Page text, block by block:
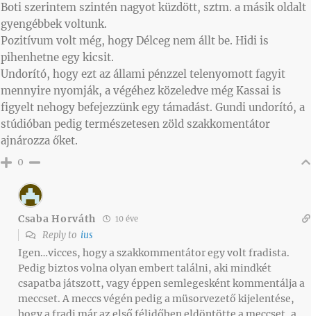
Boti szerintem szintén nagyot küzdött, sztm. a másik oldalt
gyengébbek voltunk.
Pozitívum volt még, hogy Délceg nem állt be. Hidi is
pihenhetne egy kicsit.
Undorító, hogy ezt az állami pénzzel telenyomott fagyit
mennyire nyomják, a végéhez közeledve még Kassai is
figyelt nehogy befejezzünk egy támadást. Gundi undorító, a
stúdióban pedig természetesen zöld szakkomentátor
ajnározza őket.
0
Csaba Horváth 10 éve
Reply to ius
Igen…vicces, hogy a szakkommentátor egy volt fradista.
Pedig biztos volna olyan embert találni, aki mindkét
csapatba játszott, vagy éppen semlegesként kommentálja a
meccset. A meccs végén pedig a müsorvezető kijelentése,